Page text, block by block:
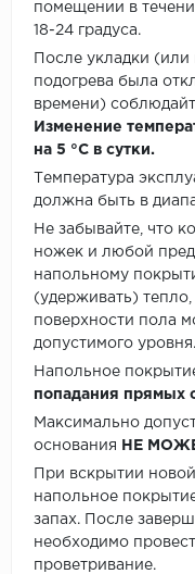
помещении в
18-24 градуса.
После укладки (или
подогрева была
времени)
Изменение
на 5 °C в сутки.
Температура
должна быть в
Не забывайте, что
ножек и любой
напольному
(удерживать) тепло,
поверхности пола
допустимого уровня.
Напольное
попадания прямых
Максимально
основания
НЕ
При вскрытии
напольное
запах. После
необходимо
проветривание.